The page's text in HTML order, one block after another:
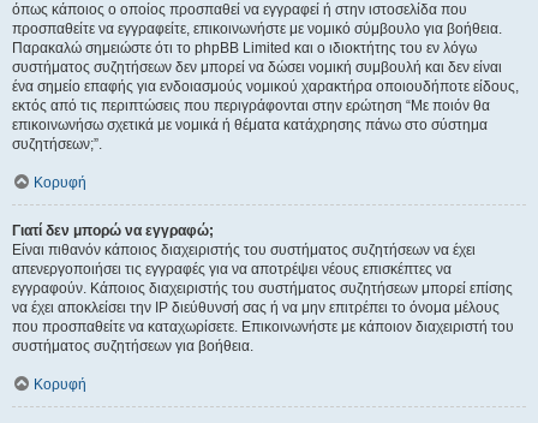
όπως κάποιος ο οποίος προσπαθεί να εγγραφεί ή στην ιστοσελίδα που
προσπαθείτε να εγγραφείτε, επικοινωνήστε με νομικό σύμβουλο για βοήθεια.
Παρακαλώ σημειώστε ότι το phpBB Limited και ο ιδιοκτήτης του εν λόγω
συστήματος συζητήσεων δεν μπορεί να δώσει νομική συμβουλή και δεν είναι
ένα σημείο επαφής για ενδοιασμούς νομικού χαρακτήρα οποιουδήποτε είδους,
εκτός από τις περιπτώσεις που περιγράφονται στην ερώτηση “Με ποιόν θα
επικοινωνήσω σχετικά με νομικά ή θέματα κατάχρησης πάνω στο σύστημα
συζητήσεων;”.
Κορυφή
Γιατί δεν μπορώ να εγγραφώ;
Είναι πιθανόν κάποιος διαχειριστής του συστήματος συζητήσεων να έχει
απενεργοποιήσει τις εγγραφές για να αποτρέψει νέους επισκέπτες να
εγγραφούν. Κάποιος διαχειριστής του συστήματος συζητήσεων μπορεί επίσης
να έχει αποκλείσει την IP διεύθυνσή σας ή να μην επιτρέπει το όνομα μέλους
που προσπαθείτε να καταχωρίσετε. Επικοινωνήστε με κάποιον διαχειριστή του
συστήματος συζητήσεων για βοήθεια.
Κορυφή